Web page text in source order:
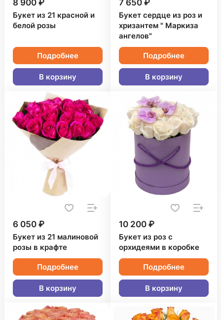
8 900 ₽
Букет из 21 красной и
белой розы
Подробнее
В корзину
7 650 ₽
Букет сердце из роз и
хризантем " Маркиза
ангелов"
Подробнее
В корзину
6 050 ₽
Букет из 21 малиновой
розы в крафте
Подробнее
В корзину
10 200 ₽
Букет из роз с
орхидеями в коробке
Подробнее
В корзину